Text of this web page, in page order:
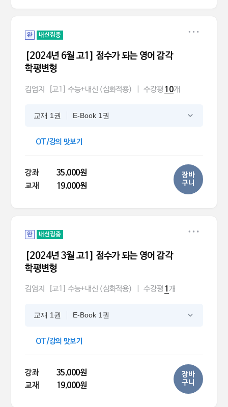
완 내신집중
[2024년 6월 고1] 점수가 되는 영어 감각
학평변형
김엄지 [고1] 수능+내신 (심화적용) 수강평 10개
교재 1권 E-Book 1권
OT/강의 맛보기
강좌
35,000원
교재
19,000원
장바
구니
완 내신집중
[2024년 3월 고1] 점수가 되는 영어 감각
학평변형
김엄지 [고1] 수능+내신 (심화적용) 수강평 1 개
교재 1권 E-Book 1권
OT/강의 맛보기
강좌
35,000원
교재
19,000원
장바
구니